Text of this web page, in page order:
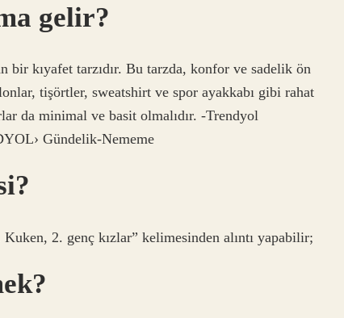
gelir?
bir kıyafet tarzıdır. Bu tarzda, konfor ve sadelik ön
tişörtler, sweatshirt ve spor ayakkabı gibi rahat
da minimal ve basit olmalıdır. -Trendyol
Gündelik-Nememe
2. genç kızlar” kelimesinden alıntı yapabilir;